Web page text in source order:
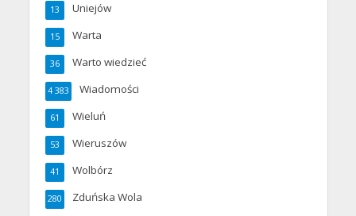
Uniejów
13
Warta
15
Warto wiedzieć
36
Wiadomości
4 383
Wieluń
61
Wieruszów
53
Wolbórz
41
Zduńska Wola
280